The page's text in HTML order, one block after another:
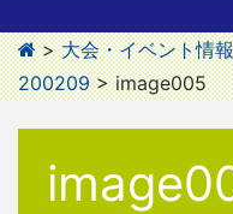
>大会・イベント情報
200209>image005